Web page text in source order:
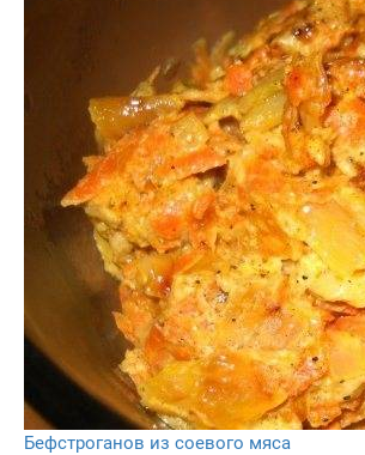
Бефстроганов из соевого мяса